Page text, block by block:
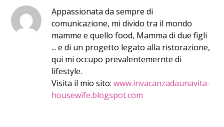
Appassionata da sempre di
comunicazione, mi divido tra il mondo
mamme e quello food, Mamma di due figli
... e di un progetto legato alla ristorazione,
qui mi occupo prevalentemernte di
lifestyle.
Visita il mio sito:www.invacanzadaunavita-
housewife.blogspot.com